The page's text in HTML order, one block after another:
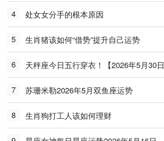
4 处女女分手的根本原因
5 生肖猪该如何“借势”提升自己运势
6 天秤座今日五行穿衣！【2026年5月30日
7 苏珊米勒2026年5月双鱼座运势
8 生肖狗打工人该如何理财